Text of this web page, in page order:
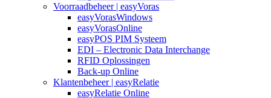
Voorraadbeheer | easyVoras
easyVorasWindows
easyVorasOnline
easyPOS PIM Systeem
EDI – Electronic Data Interchange
RFID Oplossingen
Back-up Online
Klantenbeheer | easyRelatie
easyRelatie Online